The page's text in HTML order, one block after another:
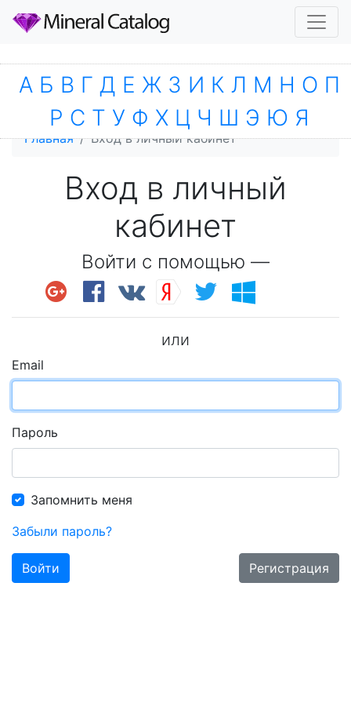
Главная Вход в личный кабинет
Вход в личный
кабинет
Войти с помощью —
или
Email
Пароль
Запомнить меня
Забыли пароль?
Войти Регистрация
А Б В Г Д Е Ж З И К Л М Н О П
Р С Т У Ф Х Ц Ч Ш Э Ю Я